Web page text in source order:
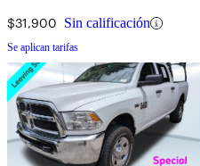
$31,900 Sin calificación
Se aplican tarifas